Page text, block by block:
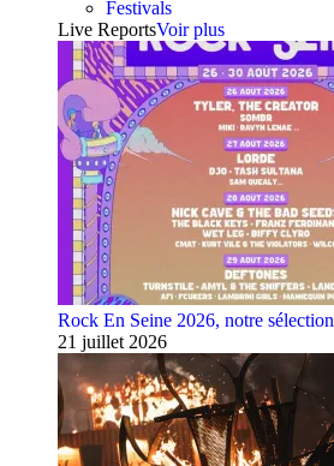
Festivals
Live ReportsVoir plus
Rock En Seine 2026, notre sélection
21 juillet 2026